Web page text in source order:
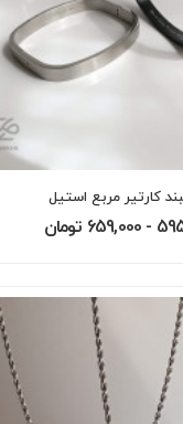
کارتیر مربع استیل
تومان